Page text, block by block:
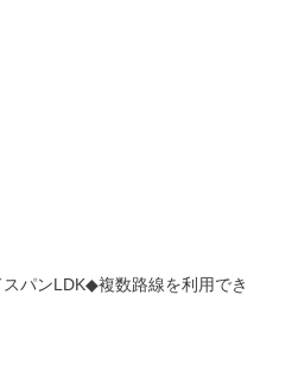
スパンLDK◆複数路線を利用でき